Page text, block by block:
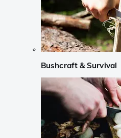
Bushcraft & Survival